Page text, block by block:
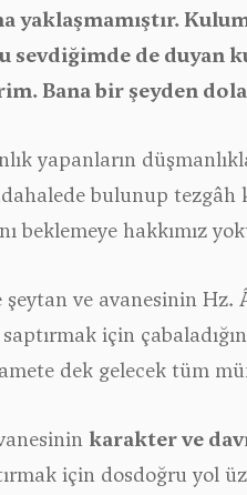
yaklaşmamıştır.
sevdiğimde de duyan
Bana bir şeyden
yapanların
bulunup tezgâh
beklemeye hakkımız
şeytan ve avanesinin
için
dek gelecek tüm
karakter ve
için dosdoğru yol